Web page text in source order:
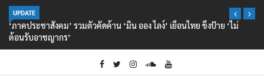
UPDATE
‘ภาคประชาสังคม’ รวมตัวคัดค้าน ‘มิน ออง ไลง์’ เยือนไทย ขึงป้าย ‘ไม่
ต้อนรับอาชญากร’